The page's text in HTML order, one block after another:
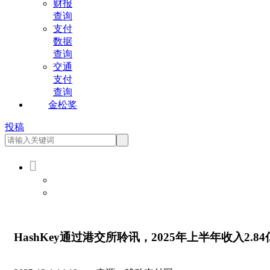
财报
查询
支付
数据
查询
交通
支付
查询
金松奖
投稿

HashKey通过港交所聆讯，2025年上半年收入2.84